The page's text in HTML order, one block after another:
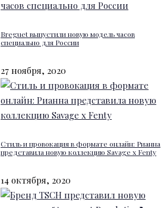
Breguet выпустили новую модель часов
специально для России
27 ноября, 2020
Стиль и провокация в формате онлайн: Рианна
представила новую коллекцию Savage x Fenty
14 октября, 2020